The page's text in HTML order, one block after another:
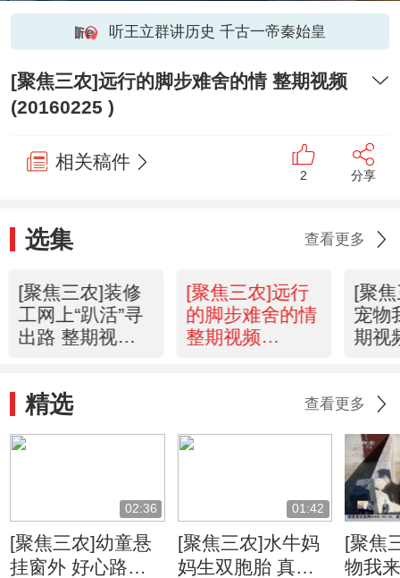
听王立群讲历史 千古一帝秦始皇
[聚焦三农]远行的脚步难舍的情 整期视频
(20160225 )
相关稿件
2 分享
选集 查看更多
[聚焦三农]装修
工网上“趴活”寻
出路 整期视频
[聚焦三农]远行
的脚步难舍的情
整期视频
[聚
宠物
期视
精选 查看更多
02:36
[聚焦三农]幼童悬
挂窗外 好心路人
01:42
[聚焦三农]水牛妈
妈生双胞胎 真
[聚焦
物我